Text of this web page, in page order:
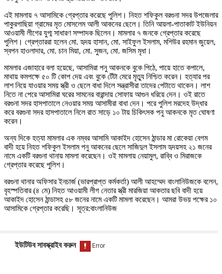
এই মামলায় ৭ আসামিকে গ্রেপ্তার করেছে পুলিশ। নিহত শফিকুল বরগুনা সদর উপজেলার
পাকুরগাছিয়া গ্রামের মৃত মোসলেম আলী আকনের ছেলে। তিনি আয়লা-পাতাকাট ইউনিয়ন
আওয়ামী লীগের যুগ্ম সাধারণ সম্পাদক ছিলেন। মামলার ৭ জনকে গ্রেপ্তার করেছে
পুলিশ। গ্রেপ্তাররা হলেন মো. হৃদয় হাসান, মো. সাইফুল ইসলাম, মশিউর রহমান জুয়েল,
স্বপন হাওলাদার, মো. চান মিয়া, মো. সুজন, মো. জসিম মৃধা।
মামলার এজাহারে বলা হয়েছে, আসামিরা পনু আকনকে বুকে পিঠে, পায়ে হাতে কপালে,
মাথায় কমপক্ষে ৫০ টি কোপ দেয় এবং বুকে টেঁটা মেরে মৃত্যু নিশ্চিত করেন। হত্যার পর
লাশ নিয়ে যাওয়ার সময় স্ত্রী ও ছেলে বাধা দিলে সন্ত্রাসীরা তাদের পেটাতে থাকেন। লাশ
নিতে না পেরে আসামিরা ঘরের সামনের বারান্দায় সোফায় আগুন ধরিয়ে দেন। ওই রাতে
বরগুনা সদর হাসপাতালে নেওয়ার সময় আসামীরা বাধা দেন। পরে পুলিশ মরদেহ উদ্ধার
করে বরগুনা সদর হাসপাতালে নিলে রাত সাড়ে ১০ টায় চিকিৎসক পনু আকনকে মৃত ঘোষণা
করেন।
অন্য দিকে হত্যা মামলার এক নম্বর আসামি আকাইদ হোসেন ঠান্ডার মা রোকেয়া বেগম
বাদী হয়ে নিহত শফিকুল ইসলাম পনু আকনের ছেলে সাজিদুল ইসলাম হৃদয়সহ ২১ জনের
নামে একটি বরগুনা থানায় মামলা করেছেন। ওই মামলায় নেয়ামুল, রাব্বি ও মিরাজকে
গ্রেপ্তার করেছে পুলিশ।
বরগুনা থানার অফিসার ইনচার্জ (ভারপ্রাপ্ত কর্মকর্তা) আলী আহম্মেদ বাংলানিউজকে বলেন,
বৃহস্পতিবার (৪ মে) নিহত আওয়ামী লীগ নেতার স্ত্রী মারজিয়া আকতার ছবি বাদী হয়ে
আকাইদ হোসেন ঠান্ডাসহ ৫৮ জনের নামে একটি মামলা করেছেন। আমরা উভয় পক্ষের ১০
আসামিকে গ্রেপ্তার করেছি। সূত্র:বাংলানিউজ
ইউটিউব সাবস্ক্রাইব করুন